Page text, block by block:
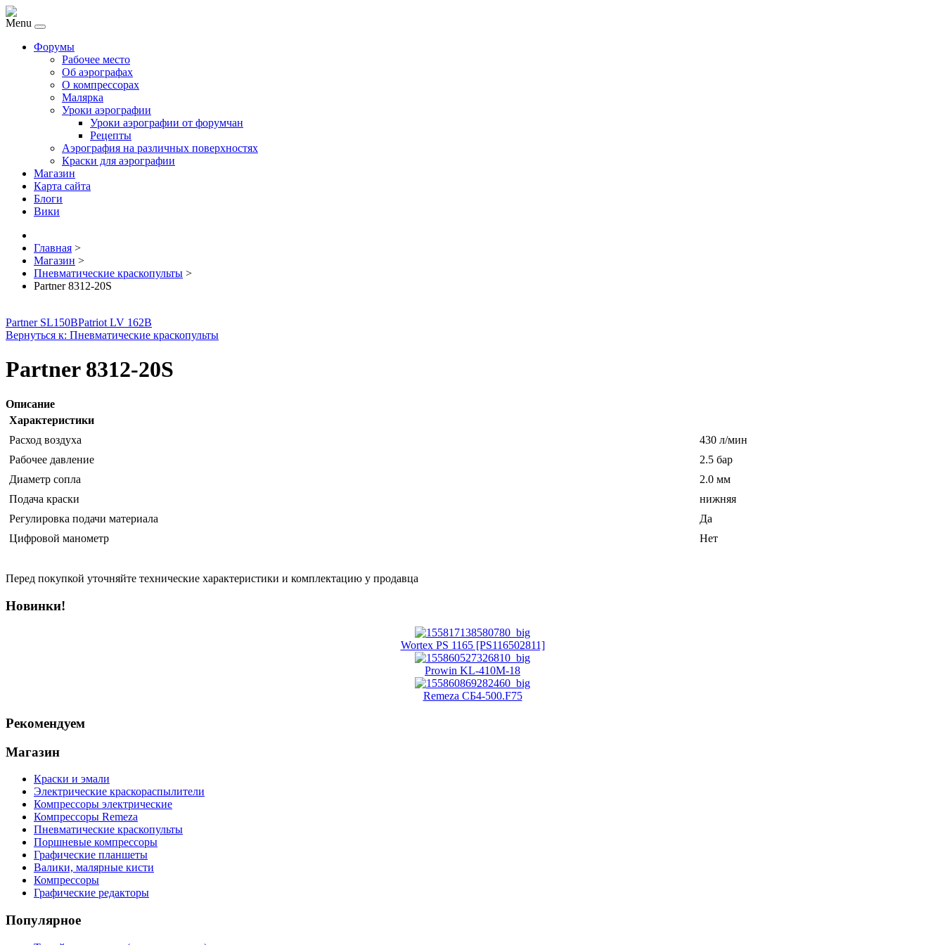
Menu
Форумы
Рабочее место
Об аэрографах
О компрессорах
Малярка
Уроки аэрографии
Уроки аэрографии от форумчан
Рецепты
Аэрография на различных поверхностях
Краски для аэрографии
Магазин
Карта сайта
Блоги
Вики
Главная >
Магазин >
Пневматические краскопульты >
Partner 8312-20S
Partner SL150BPatriot LV 162B
Вернуться к: Пневматические краскопульты
Partner 8312-20S
Описание
Характеристики
Расход воздуха
430 л/мин
Рабочее давление
2.5 бар
Диаметр сопла
2.0 мм
Подача краски
нижняя
Регулировка подачи материала
Да
Цифровой манометр
Нет
Перед покупкой уточняйте технические характеристики и комплектацию у продавца
Новинки!
Wortex PS 1165 [PS116502811]
Prowin KL-410M-18
Remeza СБ4-500.F75
Рекомендуем
Магазин
Краски и эмали
Электрические краскораспылители
Компрессоры электрические
Компрессоры Remeza
Пневматические краскопульты
Поршневые компрессоры
Графические планшеты
Валики, малярные кисти
Компрессоры
Графические редакторы
Популярное